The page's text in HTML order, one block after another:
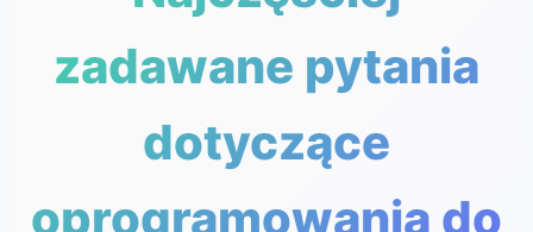
zadawane pytania
dotyczące
oprogramowania do